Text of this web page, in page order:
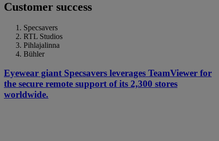
Customer success
Specsavers
RTL Studios
Pihlajalinna
Bühler
Eyewear giant Specsavers leverages TeamViewer for
the secure remote support of its 2,300 stores
worldwide.